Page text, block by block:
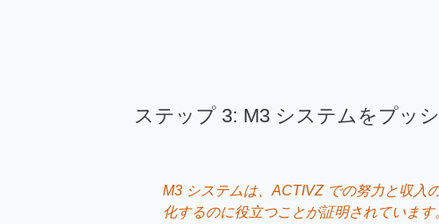
ステップ 3: M3 システムをプッ
M3 システムは、ACTIVZ での努力と収入
化するのに役立つことが証明されていま